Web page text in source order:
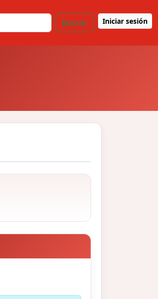
Buscar Iniciar sesión